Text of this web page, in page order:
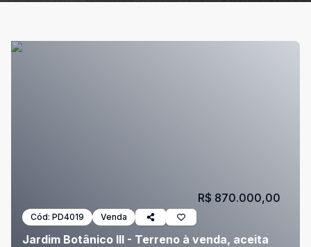
Cód: PD4019 Venda
Jardim Botânico III - Terreno à venda, aceita
R$ 870.000,00